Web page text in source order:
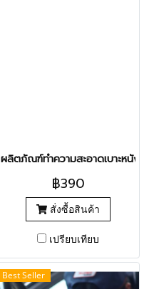
Spray ( WIBWUB Reflex )
ผลิตภัณฑ์ทำความสะอาดเบาะหนังโ
฿390
สั่งซื้อสินค้า
เปรียบเทียบ
Best Seller